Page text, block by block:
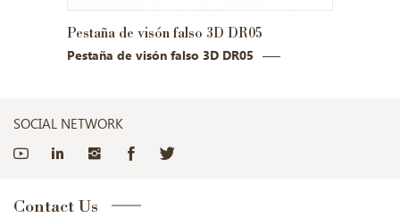
Pestaña de visón falso 3D DR06
Pestaña de visón falso 3D DR06
SOCIAL NETWORK
Contact Us